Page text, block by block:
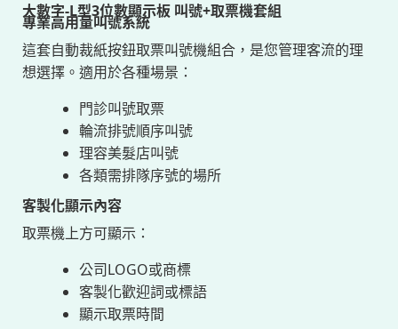
大數字-L型3位數顯示板 叫號+取票機套組
專業高用量叫號系統
這套自動裁紙按鈕取票叫號機組合，是您管理客流的理
想選擇。適用於各種場景：
門診叫號取票
輪流排號順序叫號
理容美髮店叫號
各類需排隊序號的場所
客製化顯示內容
取票機上方可顯示：
公司LOGO或商標
客製化歡迎詞或標語
顯示取票時間